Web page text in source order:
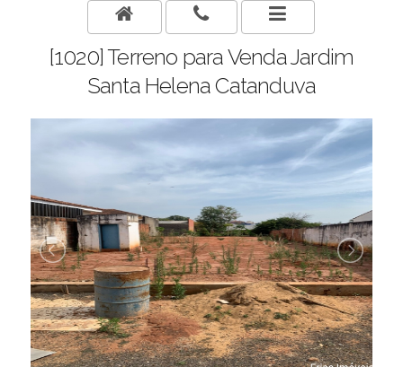
[1020] Terreno para Venda Jardim
Santa Helena Catanduva